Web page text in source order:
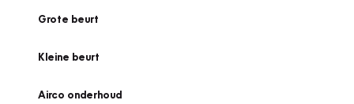
Grote beurt
Kleine beurt
Airco onderhoud